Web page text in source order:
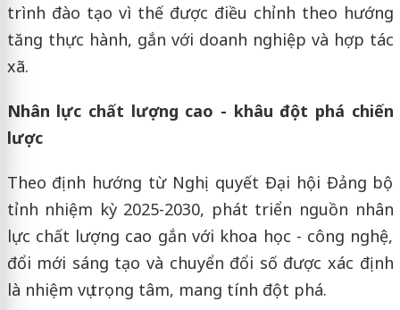
trình đào tạo vì thế được điều chỉnh theo hướng
tăng thực hành, gắn với doanh nghiệp và hợp tác
xã.
Nhân lực chất lượng cao - khâu đột phá chiến
lược
Theo định hướng từ Nghị quyết Đại hội Đảng bộ
tỉnh nhiệm kỳ 2025-2030, phát triển nguồn nhân
lực chất lượng cao gắn với khoa học - công nghệ,
đổi mới sáng tạo và chuyển đổi số được xác định
là nhiệm vụ trọng tâm, mang tính đột phá.